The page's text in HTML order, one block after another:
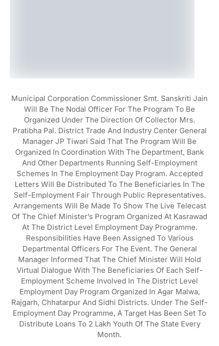
Municipal Corporation Commissioner Smt. Sanskriti Jain
Will Be The Nodal Officer For The Program To Be
Organized Under The Direction Of Collector Mrs.
Pratibha Pal. District Trade And Industry Center General
Manager JP Tiwari Said That The Program Will Be
Organized In Coordination With The Department, Bank
And Other Departments Running Self-Employment
Schemes In The Employment Day Program. Accepted
Letters Will Be Distributed To The Beneficiaries In The
Self-Employment Fair Through Public Representatives.
Arrangements Will Be Made To Show The Live Telecast
Of The Chief Minister’s Program Organized At Kasrawad
At The District Level Employment Day Programme.
Responsibilities Have Been Assigned To Various
Departmental Officers For The Event. The General
Manager Informed That The Chief Minister Will Hold
Virtual Dialogue With The Beneficiaries Of Each Self-
Employment Scheme Involved In The District Level
Employment Day Program Organized In Agar Malwa,
Rajgarh, Chhatarpur And Sidhi Districts. Under The Self-
Employment Day Programme, A Target Has Been Set To
Distribute Loans To 2 Lakh Youth Of The State Every
Month.